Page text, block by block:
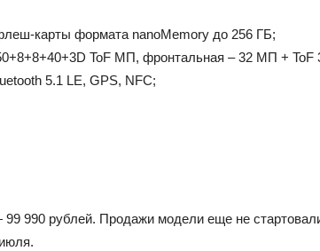
карты формата nanoMemory до 256 ГБ;
ToF МП, фронтальная – 32 МП +
5.1 LE, GPS, NFC;
990 рублей. Продажи модели еще не